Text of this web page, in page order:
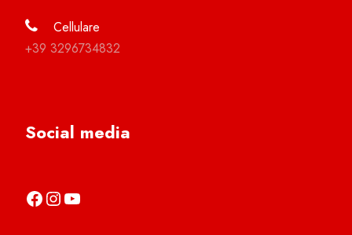
Cellulare
+39 3296734832
Social media
https://it-it.facebook.com/asdcamerinocalcio https://www.instagram.com/camerinocalcio/ https://www.youtube.com/channel/UCl4n2co-g2dZSKsLZ-lZy9g